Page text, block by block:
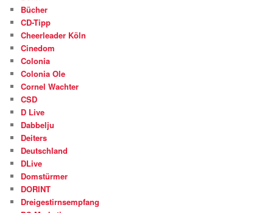
Bücher
CD-Tipp
Cheerleader Köln
Cinedom
Colonia
Colonia Ole
Cornel Wachter
CSD
D Live
Dabbelju
Deiters
Deutschland
DLive
Domstürmer
DORINT
Dreigestirnsempfang